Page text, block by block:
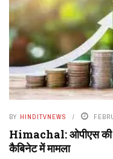
BY HINDITVNEWS
Himachal: ओपीएस की
कैबिनेट में मामला